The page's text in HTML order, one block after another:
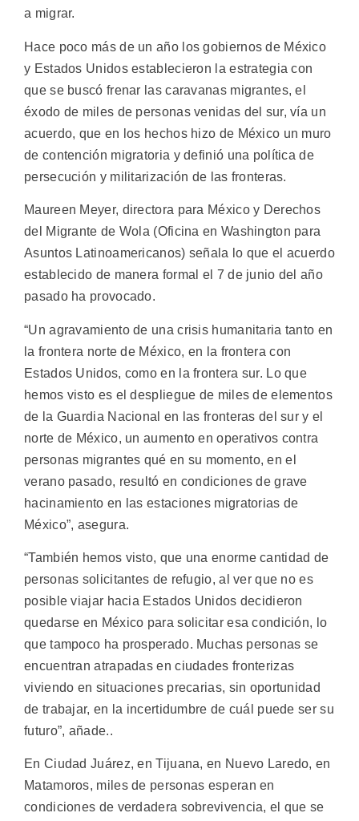
a migrar.
Hace poco más de un año los gobiernos de México
y Estados Unidos establecieron la estrategia con
que se buscó frenar las caravanas migrantes, el
éxodo de miles de personas venidas del sur, vía un
acuerdo, que en los hechos hizo de México un muro
de contención migratoria y definió una política de
persecución y militarización de las fronteras.
Maureen Meyer, directora para México y Derechos
del Migrante de Wola (Oficina en Washington para
Asuntos Latinoamericanos) señala lo que el acuerdo
establecido de manera formal el 7 de junio del año
pasado ha provocado.
“Un agravamiento de una crisis humanitaria tanto en
la frontera norte de México, en la frontera con
Estados Unidos, como en la frontera sur. Lo que
hemos visto es el despliegue de miles de elementos
de la Guardia Nacional en las fronteras del sur y el
norte de México, un aumento en operativos contra
personas migrantes qué en su momento, en el
verano pasado, resultó en condiciones de grave
hacinamiento en las estaciones migratorias de
México”, asegura.
“También hemos visto, que una enorme cantidad de
personas solicitantes de refugio, al ver que no es
posible viajar hacia Estados Unidos decidieron
quedarse en México para solicitar esa condición, lo
que tampoco ha prosperado. Muchas personas se
encuentran atrapadas en ciudades fronterizas
viviendo en situaciones precarias, sin oportunidad
de trabajar, en la incertidumbre de cuál puede ser su
futuro”, añade..
En Ciudad Juárez, en Tijuana, en Nuevo Laredo, en
Matamoros, miles de personas esperan en
condiciones de verdadera sobrevivencia, el que se